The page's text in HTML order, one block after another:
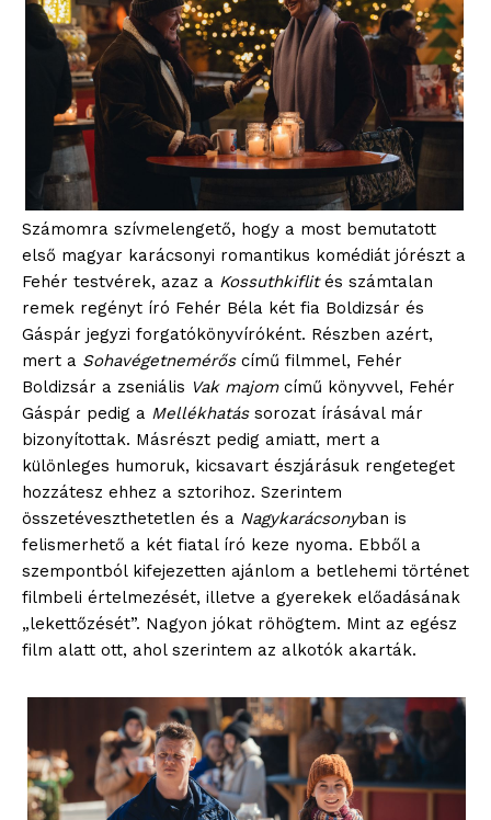
Számomra szívmelengető, hogy a most bemutatott
első magyar karácsonyi romantikus komédiát jórészt a
Fehér testvérek, azaz a Kossuthkiflités számtalan
remek regényt író Fehér Béla két fia Boldizsár és
Gáspár jegyzi forgatókönyvíróként. Részben azért,
mert a Sohavégetnemérőscímű filmmel, Fehér
Boldizsár a zseniális Vak majomcímű könyvvel, Fehér
Gáspár pedig a Mellékhatássorozat írásával már
bizonyítottak. Másrészt pedig amiatt, mert a
különleges humoruk, kicsavart észjárásuk rengeteget
hozzátesz ehhez a sztorihoz. Szerintem
összetéveszthetetlen és a Nagykarácsonyban is
felismerhető a két fiatal író keze nyoma. Ebből a
szempontból kifejezetten ajánlom a betlehemi történet
filmbeli értelmezését, illetve a gyerekek előadásának
„lekettőzését”. Nagyon jókat röhögtem. Mint az egész
film alatt ott, ahol szerintem az alkotók akarták.